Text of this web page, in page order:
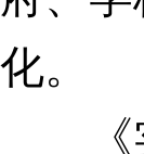
化。
《实